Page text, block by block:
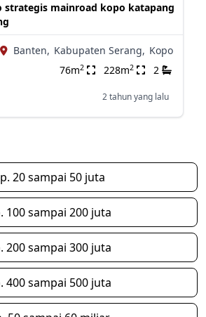
strategis mainroad kopo katapang
Banten, Kabupaten Serang, Kopo
76m2 228m2 2
2 tahun yang lalu
20 sampai 50 juta
100 sampai 200 juta
200 sampai 300 juta
400 sampai 500 juta